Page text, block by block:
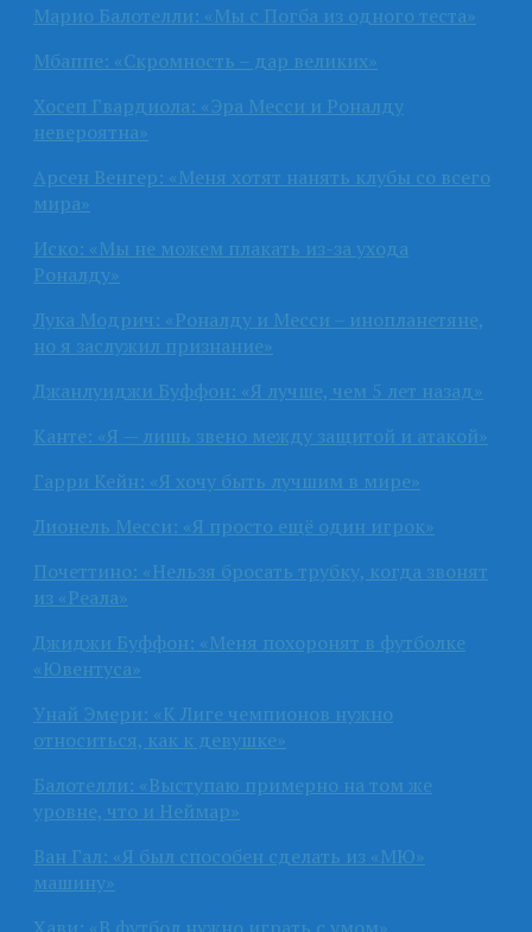
Марио Балотелли: «Мы с Погба из одного теста»
Мбаппе: «Скромность – дар великих»
Хосеп Гвардиола: «Эра Месси и Роналду
невероятна»
Арсен Венгер: «Меня хотят нанять клубы со всего
мира»
Иско: «Мы не можем плакать из-за ухода
Роналду»
Лука Модрич: «Роналду и Месси – инопланетяне,
но я заслужил признание»
Джанлуиджи Буффон: «Я лучше, чем 5 лет назад»
Канте: «Я — лишь звено между защитой и атакой»
Гарри Кейн: «Я хочу быть лучшим в мире»
Лионель Месси: «Я просто ещё один игрок»
Почеттино: «Нельзя бросать трубку, когда звонят
из «Реала»
Джиджи Буффон: «Меня похоронят в футболке
«Ювентуса»
Унай Эмери: «К Лиге чемпионов нужно
относиться, как к девушке»
Балотелли: «Выступаю примерно на том же
уровне, что и Неймар»
Ван Гал: «Я был способен сделать из «МЮ»
машину»